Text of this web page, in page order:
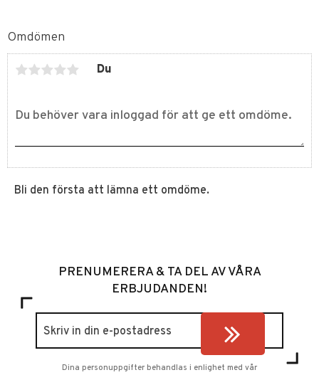
Omdömen
Du
Bli den första att lämna ett omdöme.
PRENUMERERA & TA DEL AV VÅRA
ERBJUDANDEN!
Dina personuppgifter behandlas i enlighet med vår